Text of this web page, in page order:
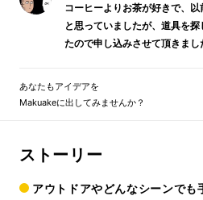
コーヒーよりお茶が好きで、
と思っていましたが、道具を
たので申し込みさせて頂きまし
あなたもアイデアを
Makuakeに出してみませんか？
ストーリー
アウトドアやどんなシーンでも